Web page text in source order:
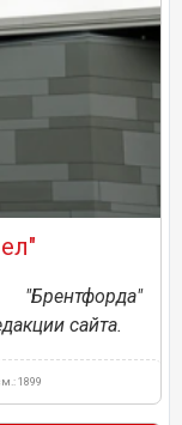
сайта.
1899